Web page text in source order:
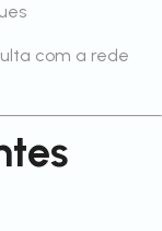
com a rede